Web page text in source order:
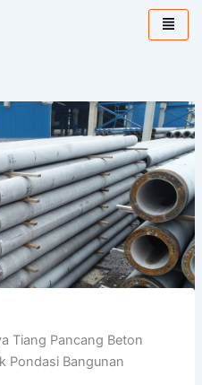
Tiang Pancang Beton
Pondasi Bangunan